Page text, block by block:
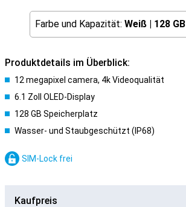
Farbe und Kapazität: Weiß | 128 GB
Produktdetails im Überblick:
12 megapixel camera, 4k Videoqualität
6.1 Zoll OLED-Display
128 GB Speicherplatz
Wasser- und Staubgeschützt (IP68)
SIM-Lock frei
Kaufpreis